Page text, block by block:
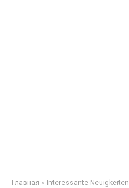
Главная » Interessante Neuigkeiten